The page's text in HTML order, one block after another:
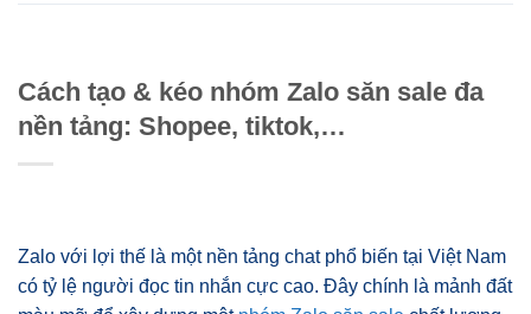
Cách tạo & kéo nhóm Zalo săn sale đa
nền tảng: Shopee, tiktok,…
Zalo với lợi thế là một nền tảng chat phổ biến tại Việt Nam
có tỷ lệ người đọc tin nhắn cực cao. Đây chính là mảnh đất